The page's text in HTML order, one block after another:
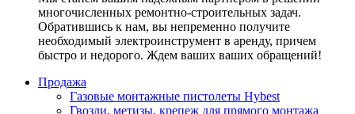
многочисленных ремонтно-строительных задач.
Обратившись к нам, вы непременно получите
необходимый электроинструмент в аренду, причем
быстро и недорого. Ждем ваших ваших обращений!
Продажа
Газовые монтажные пистолеты Hybest
Гвозди, метизы, крепеж для прямого монтажа